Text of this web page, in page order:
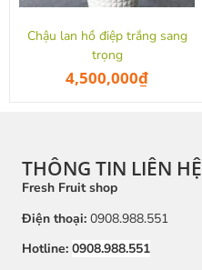
Chậu lan hồ điệp trắng sang
trọng
4,500,000₫
THÔNG TIN LIÊN HỆ
Fresh Fruit shop
Điện thoại: 0908.988.551
Hotline: 0908.988.551